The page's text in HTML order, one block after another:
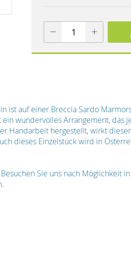
ist auf einer Breccia Sardo
wundervolles Arrangement, das
Handarbeit hergestellt, wirkt
dieses Einzelstück wird in
Sie uns nach Möglichkeit